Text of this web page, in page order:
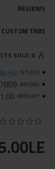
REVIEWS
CUSTOM TABS
STOCK: غير
MODEL:
7809
WEIGHT: 1.00كلغ
SOLD: 0